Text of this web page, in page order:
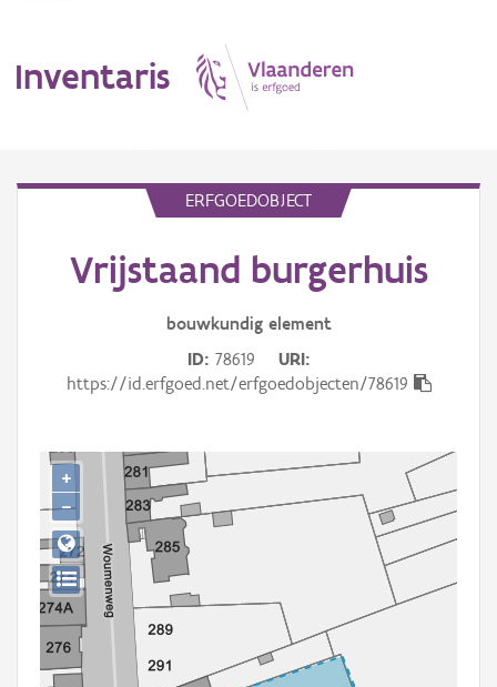
Inventaris
Erfgoedobject
Gebeurtenis
Persoon of collectief
Downloads
Hergebruik
Aanmelden
ERFGOEDOBJECT
Vrijstaand burgerhuis
bouwkundig element
ID 78619
URI
https://id.erfgoed.net/erfgoedobjecten/78619
+
−